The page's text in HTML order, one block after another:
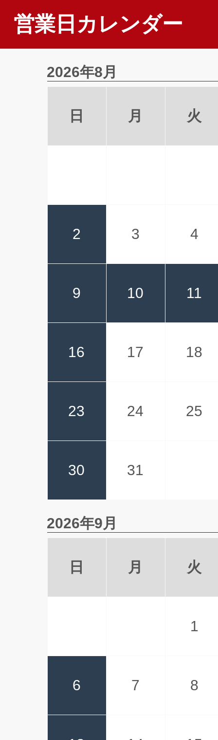
営業日カレンダー
2026年8月
日 月 火
2 3 4
9 10 11
16 17 18
23 24 25
30 31
2026年9月
日 月 火
1
6 7 8